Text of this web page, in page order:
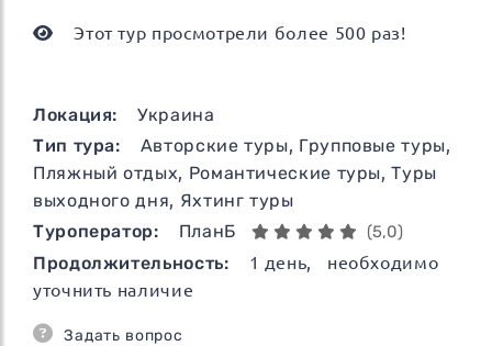
Этот тур просмотрели более 500 раз!
Локация:
Украина
Тип тура:
Авторские туры Групповые туры
Пляжный отдых Романтические туры ,Туры
выходного дня
Яхтинг туры
Туроператор:
ПланБ (5,0)
Продолжительность: 1 день , необходимо
уточнить наличие
Задать вопрос